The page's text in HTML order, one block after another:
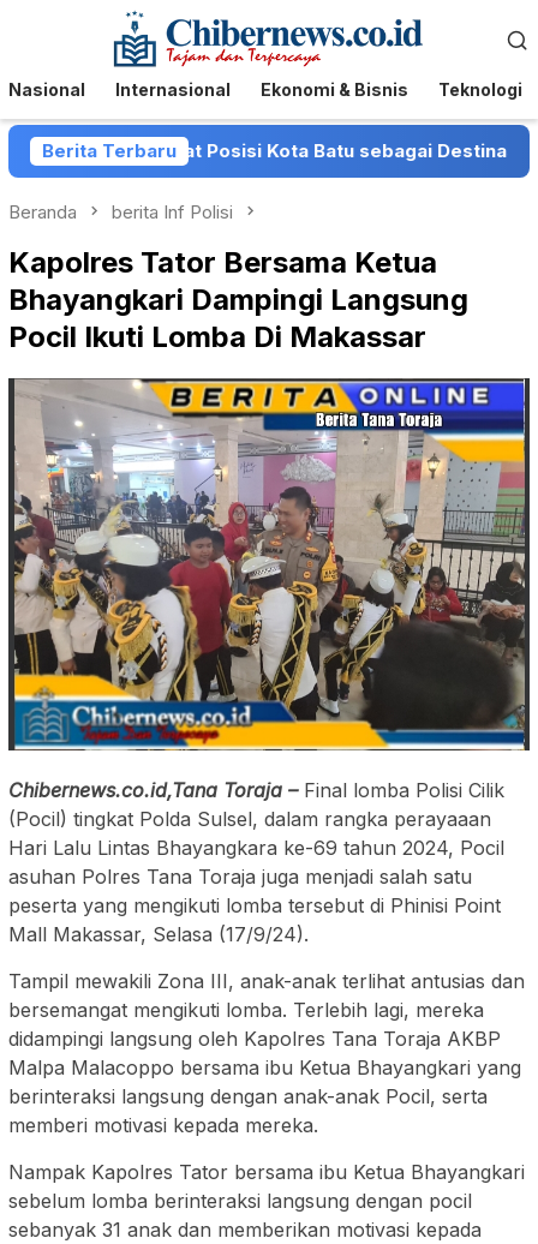
Menu
Mobile
Nasional Internasional Ekonomi & Bisnis Teknologi
Berita Terbaru
Perkuat Posisi Kota Batu sebagai Destinasi Festival
Beranda berita Inf Polisi
Kapolres Tator Bersama Ketua
Bhayangkari Dampingi Langsung
Pocil Ikuti Lomba Di Makassar
Chibernews.co.id,Tana Toraja –Final lomba Polisi Cilik
(Pocil) tingkat Polda Sulsel, dalam rangka perayaaan
Hari Lalu Lintas Bhayangkara ke-69 tahun 2024, Pocil
asuhan Polres Tana Toraja juga menjadi salah satu
peserta yang mengikuti lomba tersebut di Phinisi Point
Mall Makassar, Selasa (17/9/24).
Tampil mewakili Zona III, anak-anak terlihat antusias dan
bersemangat mengikuti lomba. Terlebih lagi, mereka
didampingi langsung oleh Kapolres Tana Toraja AKBP
Malpa Malacoppo bersama ibu Ketua Bhayangkari yang
berinteraksi langsung dengan anak-anak Pocil, serta
memberi motivasi kepada mereka.
Nampak Kapolres Tator bersama ibu Ketua Bhayangkari
sebelum lomba berinteraksi langsung dengan pocil
sebanyak 31 anak dan memberikan motivasi kepada